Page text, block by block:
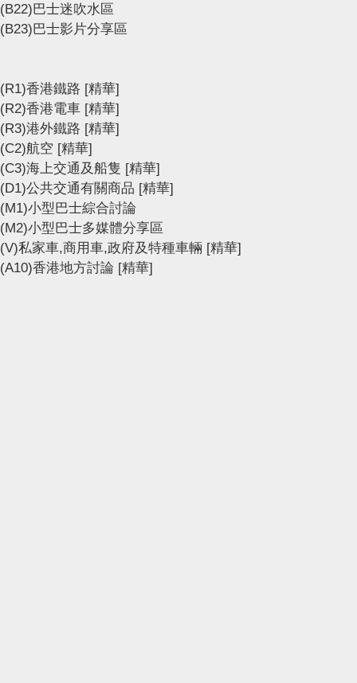
(B22)巴士迷吹水區
(B23)巴士影片分享區
(R1)香港鐵路 [精華]
(R2)香港電車 [精華]
(R3)港外鐵路 [精華]
(C2)航空 [精華]
(C3)海上交通及船隻 [精華]
(D1)公共交通有關商品 [精華]
(M1)小型巴士綜合討論
(M2)小型巴士多媒體分享區
(V)私家車,商用車,政府及特種車輛 [精華]
(A10)香港地方討論 [精華]